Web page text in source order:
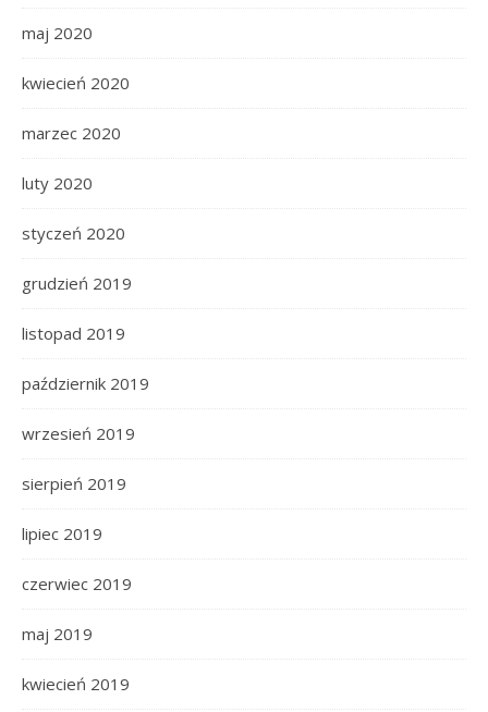
maj 2020
kwiecień 2020
marzec 2020
luty 2020
styczeń 2020
grudzień 2019
listopad 2019
październik 2019
wrzesień 2019
sierpień 2019
lipiec 2019
czerwiec 2019
maj 2019
kwiecień 2019